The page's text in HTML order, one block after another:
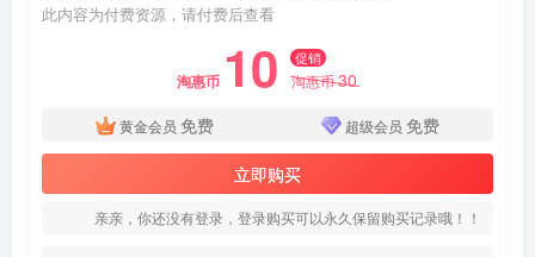
此内容为付费资源，请付费后查看
淘惠币 10 促销
淘惠币30
黄金会员 免费 超级会员 免费
立即购买
亲亲，你还没有登录，登录购买可以永久保留购买记录哦！！